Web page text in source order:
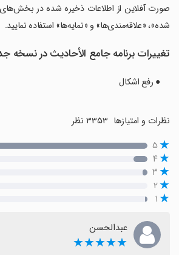
صورت آفلاین از اطلاعات ذخیره شده در
شده»، «علاقه‌مندی‌ها» و «نمایه‌ها» استفاده نمایید.
تغییرات برنامه ‏جامع الأحادیث در نسخه
● رفع اشکال
نظرات و امتیازها
۵
۴
۳
۲
۱
عبدالحسن
★★★★★